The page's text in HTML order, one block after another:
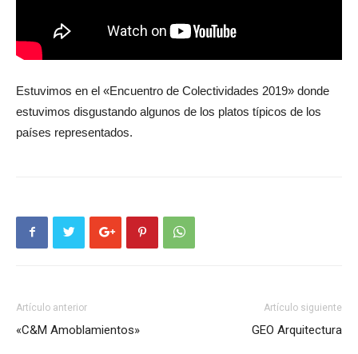
Estuvimos en el «Encuentro de Colectividades 2019» donde
estuvimos disgustando algunos de los platos típicos de los
países representados.
Artículo anterior
«C&M Amoblamientos»
Artículo siguiente
GEO Arquitectura